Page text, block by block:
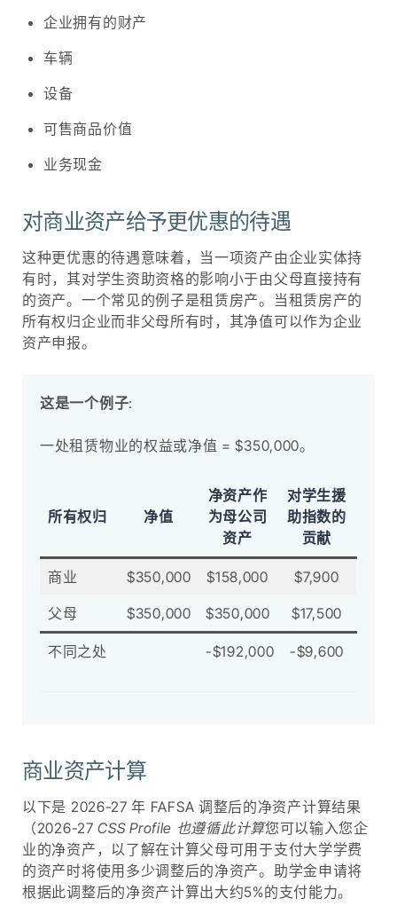
企业拥有的财产
车辆
设备
可售商品价值
业务现金
对商业资产给予更优惠的待遇
这种更优惠的待遇意味着，当一项资产由企业实体持
有时，其对学生资助资格的影响小于由父母直接持有
的资产。一个常见的例子是租赁房产。当租赁房产的
所有权归企业而非父母所有时，其净值可以作为企业
资产申报。
这是一个例子:
一处租赁物业的权益或净值 = $350,000。
所有权归 净值
净资产作
为母公司
资产
对学生援
助指数的
贡献
商业 $350,000 $158,000 $7,900
父母 $350,000 $350,000 $17,500
不同之处 -$192,000 -$9,600
商业资产计算
以下是 2026-27 年 FAFSA 调整后的净资产计算结果
（2026-27CSS Profile 也遵循此计算您可以输入您企
业的净资产，以了解在计算父母可用于支付大学学费
的资产时将使用多少调整后的净资产。助学金申请将
根据此调整后的净资产计算出大约5%的支付能力。